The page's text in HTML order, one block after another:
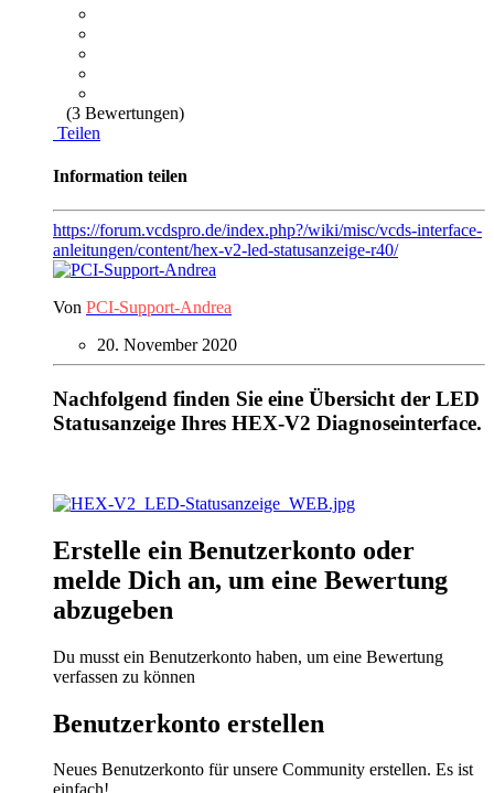
(3 Bewertungen)
Teilen
Information teilen
https://forum.vcdspro.de/index.php?/wiki/misc/vcds-interface-
anleitungen/content/hex-v2-led-statusanzeige-r40/
Von PCI-Support-Andrea
20. November 2020
Nachfolgend finden Sie eine Übersicht der LED
Statusanzeige Ihres HEX-V2 Diagnoseinterface.
Erstelle ein Benutzerkonto oder
melde Dich an, um eine Bewertung
abzugeben
Du musst ein Benutzerkonto haben, um eine Bewertung
verfassen zu können
Benutzerkonto erstellen
Neues Benutzerkonto für unsere Community erstellen. Es ist